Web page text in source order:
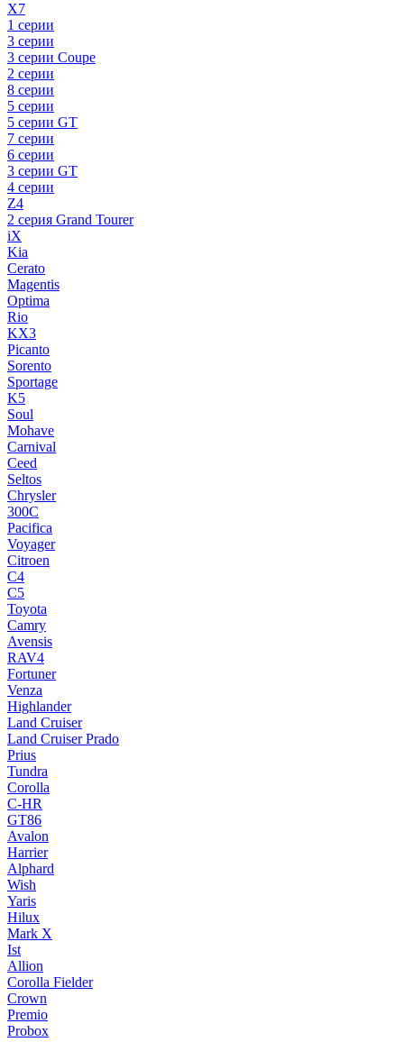
X7
1 серии
3 серии
3 серии Coupe
2 серии
8 серии
5 серии
5 серии GT
7 серии
6 серии
3 серии GT
4 серии
Z4
2 серия Grand Tourer
iX
Kia
Cerato
Magentis
Optima
Rio
KX3
Picanto
Sorento
Sportage
K5
Soul
Mohave
Carnival
Ceed
Seltos
Chrysler
300C
Pacifica
Voyager
Citroen
C4
C5
Toyota
Camry
Avensis
RAV4
Fortuner
Venza
Highlander
Land Cruiser
Land Cruiser Prado
Prius
Tundra
Corolla
C-HR
GT86
Avalon
Harrier
Alphard
Wish
Yaris
Hilux
Mark X
Ist
Allion
Corolla Fielder
Crown
Premio
Probox